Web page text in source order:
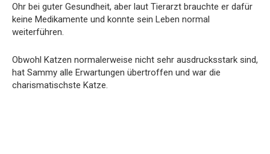
Ohr bei guter Gesundheit, aber laut Tierarzt brauchte er dafür
keine Medikamente und konnte sein Leben normal
weiterführen.
Obwohl Katzen normalerweise nicht sehr ausdrucksstark sind,
hat Sammy alle Erwartungen übertroffen und war die
charismatischste Katze.